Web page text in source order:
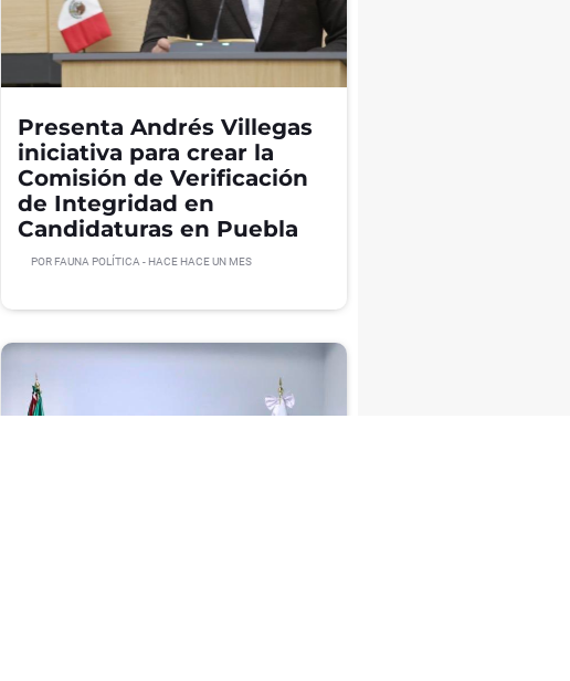
Presenta Andrés Villegas
iniciativa para crear la
Comisión de Verificación
de Integridad en
Candidaturas en Puebla
POR FAUNA POLÍTICA - HACE HACE UN MES